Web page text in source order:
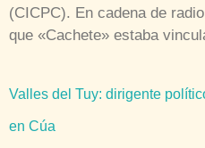
(CICPC). En cadena de
que «Cachete» estaba
Valles del Tuy: dirigente
en Cúa